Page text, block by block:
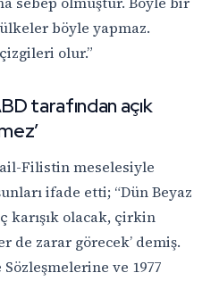
böyle yapmaz.
olur.”
tarafından açık
’
Filistin meselesiyle
ifade etti; “Dün Beyaz
karışık olacak, çirkin
de zarar görecek’ demiş.
ve 1977